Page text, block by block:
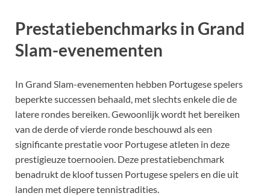
Prestatiebenchmarks in Grand
Slam-evenementen
In Grand Slam-evenementen hebben Portugese spelers
beperkte successen behaald, met slechts enkele die de
latere rondes bereiken. Gewoonlijk wordt het bereiken
van de derde of vierde ronde beschouwd als een
significante prestatie voor Portugese atleten in deze
prestigieuze toernooien. Deze prestatiebenchmark
benadrukt de kloof tussen Portugese spelers en die uit
landen met diepere tennistradities.